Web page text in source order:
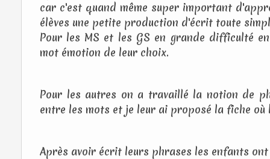
car c'est quand même super important
élèves une petite production d'écrit toute
Pour les MS et les GS en grande difficulté
mot émotion de leur choix.
Pour les autres on a travaillé la notion de
entre les mots et je leur ai proposé la fiche
Après avoir écrit leurs phrases les enfants